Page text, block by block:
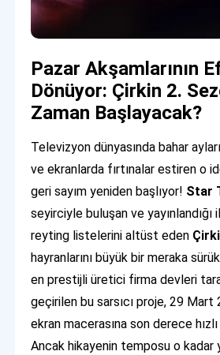
Pazar Akşamlarının
Dönüyor: Çirkin 2.
Zaman Başlayacak?
Televizyon dünyasında bahar
ve ekranlarda fırtınalar estiren o
geri sayım yeniden başlıyor! Star
seyirciyle buluşan ve
reyting listelerini altüst eden
hayranlarını büyük bir meraka
en prestijli üretici firma devleri
geçirilen bu sarsıcı proje, 29
ekran macerasına son derece
Ancak hikayenin temposu o